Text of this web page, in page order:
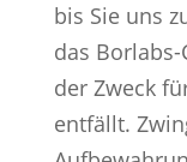
bis Sie uns
das
der Zweck
entfällt.